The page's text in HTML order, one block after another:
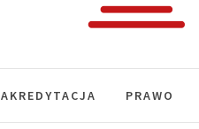
AKREDYTACJA PRAWO